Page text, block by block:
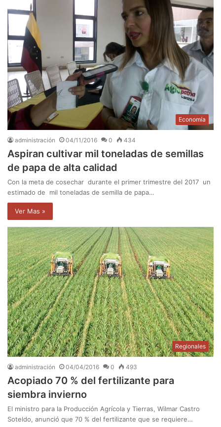
Economía
administración 04/11/2016 0 434
Aspiran cultivar mil toneladas de semillas
de papa de alta calidad
Con la meta de cosechar durante el primer trimestre del 2017 un
estimado de mil toneladas de semilla de papa…
Ver Mas »
Regionales
administración 04/04/2016 0 493
Acopiado 70 % del fertilizante para
siembra invierno
El ministro para la Producción Agrícola y Tierras, Wilmar Castro
Soteldo, anunció que 70 % del fertilizante que se requiere…